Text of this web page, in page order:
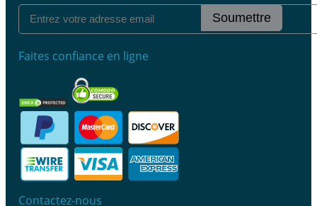
Soumettre
Faites confiance en ligne
Contactez-nous